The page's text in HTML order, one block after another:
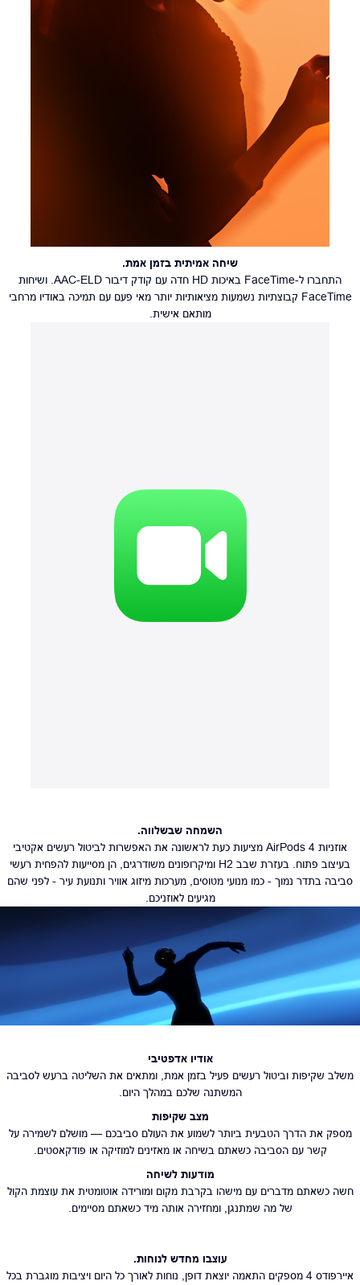
שיחה אמיתית בזמן אמת.
התחברו ל-FaceTime באיכות HD חדה עם קודק דיבור AAC-ELD. ושיחות
FaceTime קבוצתיות נשמעות מציאותיות יותר מאי פעם עם תמיכה באודיו מרחבי
מותאם אישית.
השמחה שבשלווה.
אוזניות AirPods 4 מציעות כעת לראשונה את האפשרות לביטול רעשים אקטיבי
בעיצוב פתוח. בעזרת שבב H2 ומיקרופונים משודרגים, הן מסייעות להפחית רעשי
סביבה בתדר נמוך - כמו מנועי מטוסים, מערכות מיזוג אוויר ותנועת עיר - לפני שהם
מגיעים לאוזניכם.
אודיו אדפטיבי
משלב שקיפות וביטול רעשים פעיל בזמן אמת, ומתאים את השליטה ברעש לסביבה
המשתנה שלכם במהלך היום.
מצב שקיפות
מספק את הדרך הטבעית ביותר לשמוע את העולם סביבכם — מושלם לשמירה על
קשר עם הסביבה כשאתם בשיחה או מאזינים למוזיקה או פודקאסטים.
מודעות לשיחה
חשה כשאתם מדברים עם מישהו בקרבת מקום ומורידה אוטומטית את עוצמת הקול
של מה שמתנגן, ומחזירה אותה מיד כשאתם מסיימים.
עוצבו מחדש לנוחות.
איירפודס 4 מספקים התאמה יוצאת דופן, נוחות לאורך כל היום ויציבות מוגברת בכל